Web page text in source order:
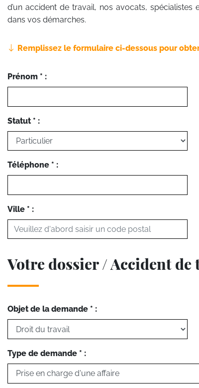
d’un accident de travail, nos avocats,
dans vos démarches.
Remplissez le formulaire ci-dessous pour
Prénom * :
Statut * :
Téléphone * :
Ville * :
Votre dossier / Accident de
Objet de la demande * :
Type de demande * :